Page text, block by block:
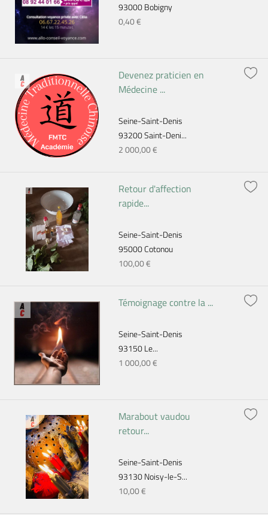
93000 Bobigny
0,40 €
Devenez praticien en
Médecine ...
Seine-Saint-Denis
93200 Saint-Deni...
2 000,00 €
Retour d'affection
rapide...
Seine-Saint-Denis
95000 Cotonou
100,00 €
Témoignage contre la ...
Seine-Saint-Denis
93150 Le...
1 000,00 €
Marabout vaudou
retour...
Seine-Saint-Denis
93130 Noisy-le-S...
10,00 €